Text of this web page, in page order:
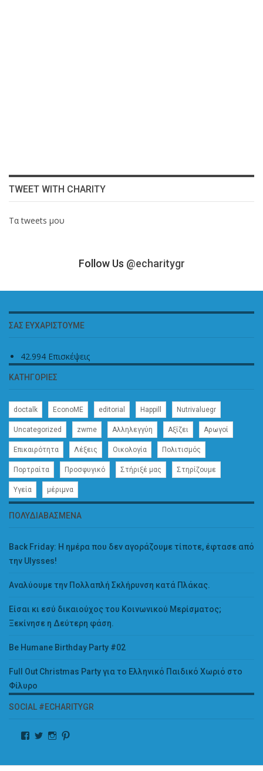
TWEET WITH CHARITY
Τα tweets μου
Follow Us @echaritygr
ΣΑΣ ΕΥΧΑΡΙΣΤΟΎΜΕ
42.994 Επισκέψεις
ΚΑΤΗΓΟΡΊΕΣ
doctalk EconoME editorial Happill Nutrivaluegr
Uncategorized zwme Αλληλεγγύη Αξίζει Αρωγοί
Επικαιρότητα Λέξεις Οικολογία Πολιτισμός
Πορτραίτα Προσφυγικό Στήριξέ μας Στηρίζουμε
Υγεία μέριμνα
ΠΟΛΥΔΙΑΒΑΣΜΈΝΑ
Back Friday: H ημέρα που δεν αγοράζουμε τίποτε, έφτασε από
την Ulysses!
Αναλύουμε την Πολλαπλή Σκλήρυνση κατά Πλάκας.
Είσαι κι εσύ δικαιούχος του Κοινωνικού Μερίσματος;
Ξεκίνησε η Δεύτερη φάση.
Be Humane Birthday Party #02
Full Out Christmas Party για το Ελληνικό Παιδικό Χωριό στο
Φίλυρο
SOCIAL #ECHARITYGR